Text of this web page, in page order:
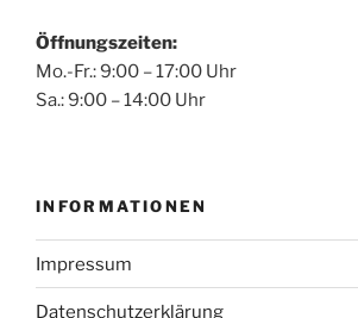
Öffnungszeiten:
Mo.-Fr.: 9:00 – 17:00 Uhr
Sa.: 9:00 – 14:00 Uhr
INFORMATIONEN
Impressum
Datenschutzerklärung